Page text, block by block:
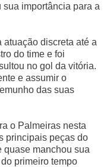
importância para a
atuação discreta até a
do time e foi
no gol da vitória.
e assumir o
das suas
o Palmeiras nesta
principais peças do
quase manchou sua
primeiro tempo